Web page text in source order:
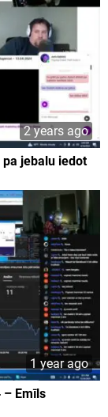
2 years ago
jebalu iedot
1 year ago
– Emīls